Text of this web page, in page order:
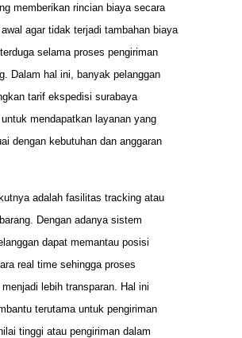
memberikan rincian biaya secara
agar tidak terjadi tambahan biaya
selama proses pengiriman
Dalam hal ini, banyak pelanggan
tarif ekspedisi surabaya
untuk mendapatkan layanan yang
dengan kebutuhan dan anggaran
adalah fasilitas tracking atau
Dengan adanya sistem
dapat memantau posisi
real time sehingga proses
lebih transparan. Hal ini
terutama untuk pengiriman
tinggi atau pengiriman dalam